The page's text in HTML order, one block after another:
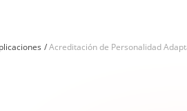
Acreditación de Personalidad